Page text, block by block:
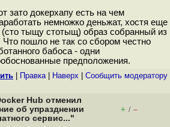
зато докерхапу есть на чем
немножко деньжат, хостя еще
(сто тыщу стотыщ) образ собранный из
Что пошло не так со сбором честно
бабоса - одни
предположения.
Правка| Наверх Cообщить модератору
Hub отменил
об упразднении
сервис..."
+ / –